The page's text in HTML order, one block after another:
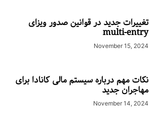
تغییرات جدید در قوانین صدور ویزای
multi-entry
November 15, 2024
نکات مهم درباره سیستم مالی کانادا برای
مهاجران جدید
November 14, 2024